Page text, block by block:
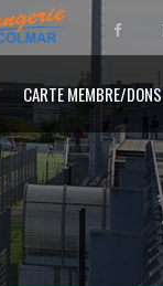
CARTE MEMBRE/DONS